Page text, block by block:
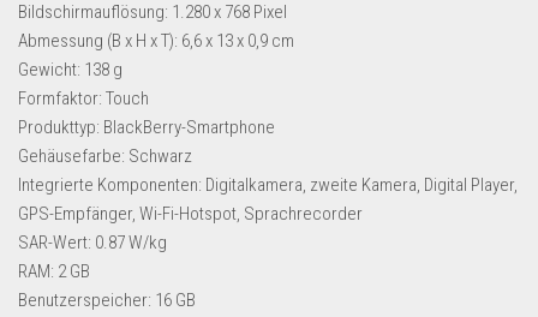
Restposten für Privatpersonen
eBay Restposten kaufen
Sonderposten-Angebote
Saison & Eventprodkte
Dropshipping-Produkte
B2B Produkte
Grosshandel
Amazon
Bildschirmauflösung: 1.280 x 768 Pixel
Abmessung (B x H x T): 6,6 x 13 x 0,9 cm
Gewicht: 138 g
Formfaktor: Touch
Produkttyp: BlackBerry-Smartphone
Gehäusefarbe: Schwarz
Integrierte Komponenten: Digitalkamera, zweite Kamera, Digital Player,
GPS-Empfänger, Wi-Fi-Hotspot, Sprachrecorder
SAR-Wert: 0.87 W/kg
RAM: 2 GB
Benutzerspeicher: 16 GB